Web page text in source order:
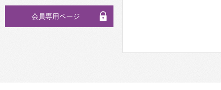
会員専用ページ